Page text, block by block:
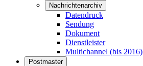
Nachrichtenarchiv
Datendruck
Sendung
Dokument
Dienstleister
Multichannel (bis 2016)
Postmaster